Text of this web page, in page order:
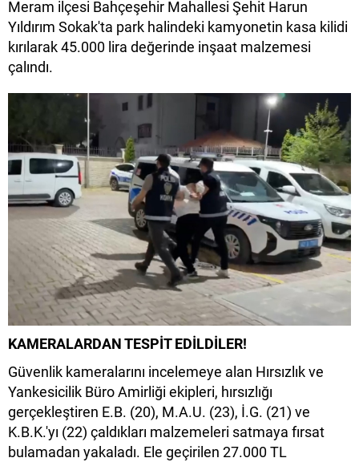
Meram ilçesi Bahçeşehir Mahallesi Şehit Harun
Yıldırım Sokak'ta park halindeki kamyonetin kasa kilidi
kırılarak 45.000 lira değerinde inşaat malzemesi
çalındı.
KAMERALARDAN TESPİT EDİLDİLER!
Güvenlik kameralarını incelemeye alan Hırsızlık ve
Yankesicilik Büro Amirliği ekipleri, hırsızlığı
gerçekleştiren E.B. (20), M.A.U. (23), İ.G. (21) ve
K.B.K.'yı (22) çaldıkları malzemeleri satmaya fırsat
bulamadan yakaladı. Ele geçirilen 27.000 TL